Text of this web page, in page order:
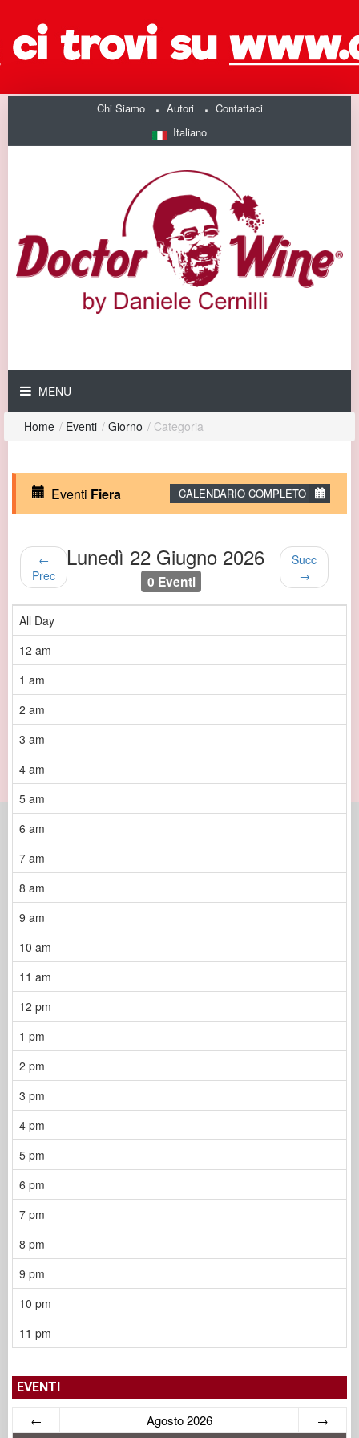
Chi Siamo Autori
Contattaci
Italiano
MENU
Home / Eventi / Giorno / Categoria
CALENDARIO COMPLETO
Eventi Fiera
←
Prec
Lunedì 22 Giugno 2026
0 Eventi
Succ
→
All Day
12 am
1 am
2 am
3 am
4 am
5 am
6 am
7 am
8 am
9 am
10 am
11 am
12 pm
1 pm
2 pm
3 pm
4 pm
5 pm
6 pm
7 pm
8 pm
9 pm
10 pm
11 pm
EVENTI
← Agosto 2026 →